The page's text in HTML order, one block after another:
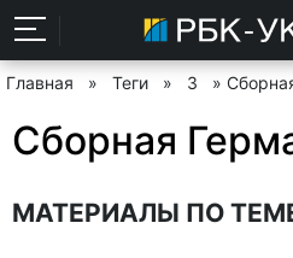
Главная » Теги » З »
Сборная
МАТЕРИАЛЫ ПО